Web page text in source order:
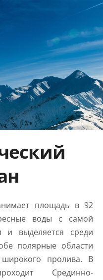
площадь в 92
воды с самой
и выделяется среди
полярные области
пролива. В
Срединно-